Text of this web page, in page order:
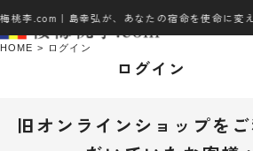
桃李.com｜島幸弘が、あなたの宿命を使命に変
HOME ログイン
ログイン
旧オンラインショップを